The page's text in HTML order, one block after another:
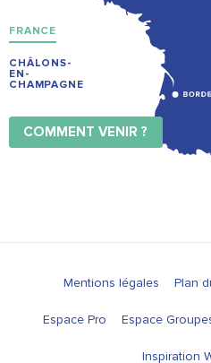
FRANCE
CHÂLONS-
EN-
CHAMPAGNE
COMMENT VENIR ?
Mentions légales Plan
Espace Pro Espace
Inspiration